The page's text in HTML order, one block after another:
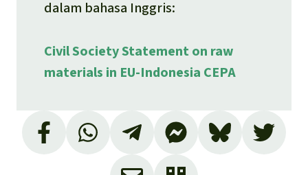
dalam bahasa Inggris:
Civil Society Statement on raw
materials in EU-Indonesia CEPA